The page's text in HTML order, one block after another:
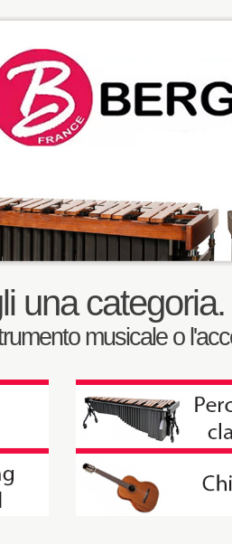
una categoria.
musicale o